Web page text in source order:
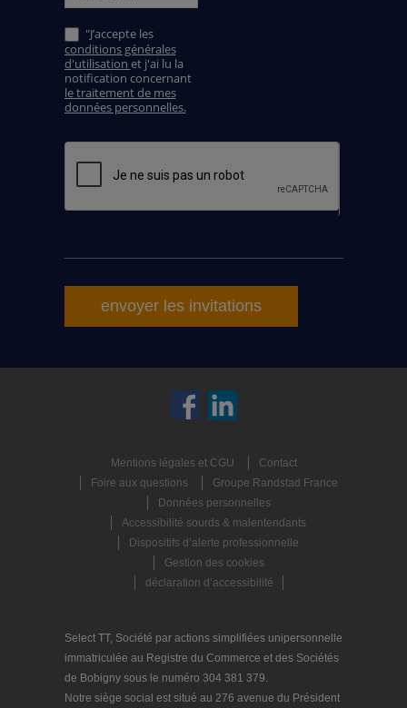
"J’accepte les
conditions générales
d'utilisation et j'ai lu la
notification concernant
le traitement de mes
données personnelles.
envoyer les invitations
Mentions légales et CGU
Contact
Foire aux questions
Groupe Randstad France
Données personnelles
Accessibilité sourds & malentendants
Dispositifs d’alerte professionnelle
Gestion des cookies
déclaration d’accessibilité
Select TT, Société par actions simplifiées unipersonnelle
immatriculée au Registre du Commerce et des Sociétés
de Bobigny sous le numéro 304 381 379.
Notre siège social est situé au 276 avenue du Président